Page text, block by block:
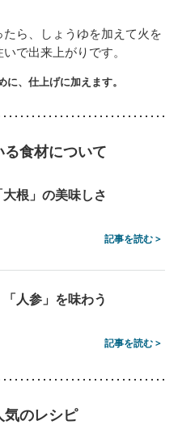
ら、しょうゆを加えて火を
で出来上がりです。
、仕上げに加えます。
食材について
根」の美味しさ
記事を読む >
人参」を味わう
記事を読む >
気のレシピ